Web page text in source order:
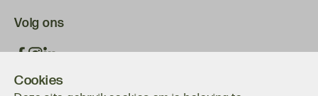
Cookies
Volg ons